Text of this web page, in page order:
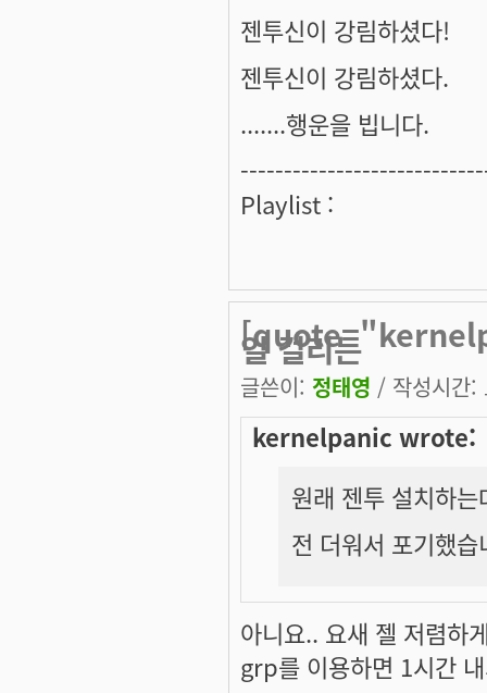
젠투신이 강림하셨다!
젠투신이 강림하셨다.
.......행운을 빕니다.
Playlist :
일 걸리는
글쓴이: 정태영 / 작성시간
kernelpanic wrote:
원래 젠투 설치하
전 더워서 포기했
아니요.. 요새 젤 저렴하
grp를 이용하면 1시간